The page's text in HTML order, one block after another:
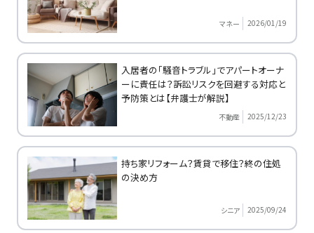
マネー 2026/01/19
入居者の「騒音トラブル」でアパートオーナ
ーに責任は？訴訟リスクを回避する対応と
予防策とは【弁護士が解説】
不動産 2025/12/23
持ち家リフォーム？賃貸で移住？終の住処
の決め方
シニア 2025/09/24